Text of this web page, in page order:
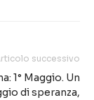
successivo
1° Maggio. Un
di speranza,